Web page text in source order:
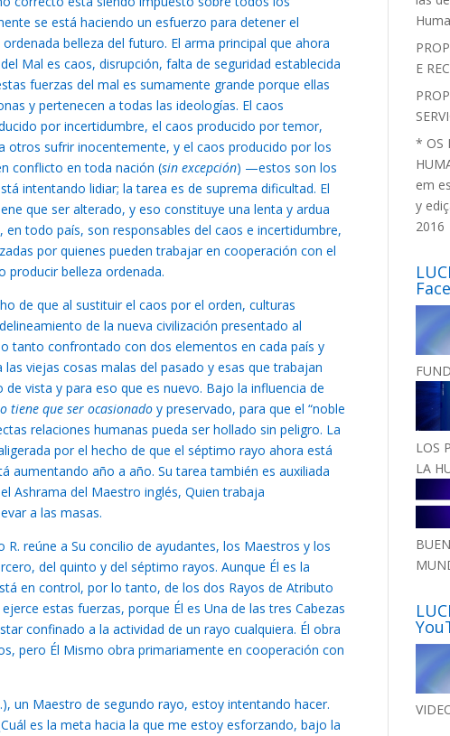
se está haciendo un esfuerzo para detener el
belleza del futuro. El arma principal que ahora
Mal es caos, disrupción, falta de seguridad establecida
fuerzas del mal es sumamente grande porque ellas
y pertenecen a todas las ideologías. El caos
por incertidumbre, el caos producido por temor,
otros sufrir inocentemente, y el caos producido por los
conflicto en toda nación (sin excepción) —estos son los
intentando lidiar; la tarea es de suprema dificultad. El
que ser alterado, y eso constituye una lenta y ardua
en todo país, son responsables del caos e incertidumbre,
por quienes pueden trabajar en cooperación con el
belleza ordenada.
de que al sustituir el caos por el orden, culturas
de la nueva civilización presentado al
tanto confrontado con dos elementos en cada país y
viejas cosas malas del pasado y esas que trabajan
vista y para eso que es nuevo. Bajo la influencia de
tiene que ser ocasionado y preservado, para que el “noble
relaciones humanas pueda ser hollado sin peligro. La
por el hecho de que el séptimo rayo ahora está
aumentando año a año. Su tarea también es auxiliada
Ashrama del Maestro inglés, Quien trabaja
a las masas.
reúne a Su concilio de ayudantes, los Maestros y los
del quinto y del séptimo rayos. Aunque Él es la
en control, por lo tanto, de los dos Rayos de Atributo
estas fuerzas, porque Él es Una de las tres Cabezas
confinado a la actividad de un rayo cualquiera. Él obra
pero Él Mismo obra primariamente en cooperación con
un Maestro de segundo rayo, estoy intentando hacer.
es la meta hacia la que me estoy esforzando, bajo la
E
* OS
em
y
2016
LOS
LA